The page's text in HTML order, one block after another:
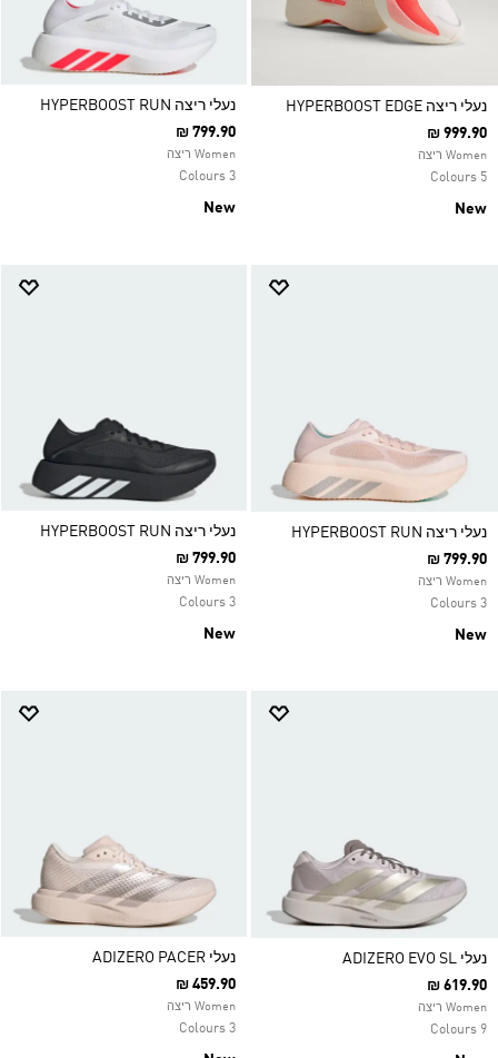
נעלי ריצה HYPERBOOST EDGE
₪ 999.90
Women ריצה
5 Colours
New
נעלי ריצה HYPERBOOST RUN
₪ 799.90
Women ריצה
3 Colours
New
נעלי ריצה HYPERBOOST RUN
₪ 799.90
Women ריצה
3 Colours
New
נעלי ריצה HYPERBOOST RUN
₪ 799.90
Women ריצה
3 Colours
New
נעלי ADIZERO EVO SL
₪ 619.90
Women ריצה
9 Colours
נעלי ADIZERO PACER
₪ 459.90
Women ריצה
3 Colours